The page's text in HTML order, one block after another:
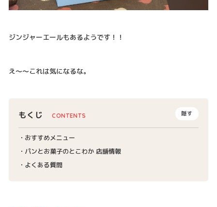
ジンジャーエールもあるようです！！
え～～これは気になるな。
もくじ 隠す
おすすめメニュー
パンとお菓子のとこわか 店舗情報
よくある質問